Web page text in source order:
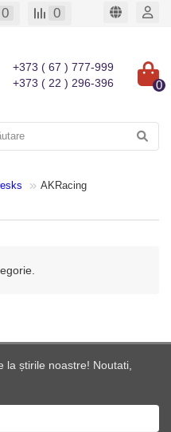
0 0
+373 ( 67 ) 777-999
+373 ( 22 ) 296-396
0
AKRacing
la știrile noastre! Noutati,